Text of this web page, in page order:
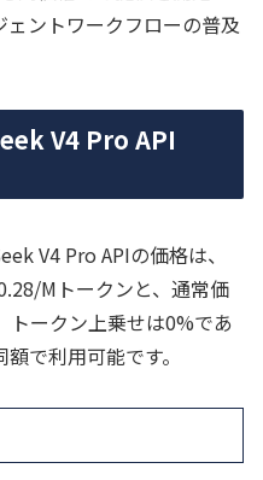
ェントワークフローの普及
V4 Pro API
V4 Pro APIの価格は、
Mトークンと、通常価
トークン上乗せは0%であ
で利用可能です。